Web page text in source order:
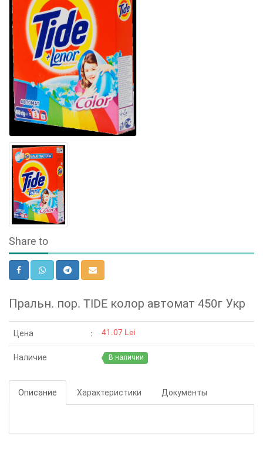
Share to
Пральн. пор. TIDE колор автомат 450г Укр
Цена 41.07 Lei
Наличие В наличии
Описание Характеристики Документы